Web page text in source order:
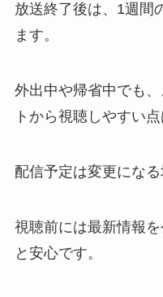
放送終了後は、1週間
ます。
外出中や帰省中でも
トから視聴しやすい
配信予定は変更になる
視聴前には最新情報
と安心です。